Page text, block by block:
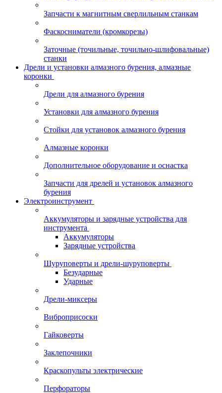
Запчасти к магнитным сверлильным станкам
Фаскосниматели (кромкорезы)
Заточные (точильные, точильно-шлифовальные)
станки
Дрели и установки алмазного бурения, алмазные
коронки
Дрели для алмазного бурения
Установки для алмазного бурения
Стойки для установок алмазного бурения
Алмазные коронки
Дополнительное оборудование и оснастка
Запчасти для дрелей и установок алмазного
бурения
Электроинструмент
Аккумуляторы и зарядные устройства для
инструмента
Аккумуляторы
Зарядные устройства
Шуруповерты и дрели-шуруповерты
Безударные
Ударные
Дрели-миксеры
Виброприсоски
Гайковерты
Заклепочники
Краскопульты электрические
Перфораторы